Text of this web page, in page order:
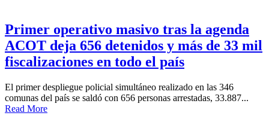
Primer operativo masivo tras la agenda
ACOT deja 656 detenidos y más de 33 mil
fiscalizaciones en todo el país
El primer despliegue policial simultáneo realizado en las 346
comunas del país se saldó con 656 personas arrestadas, 33.887...
Read More